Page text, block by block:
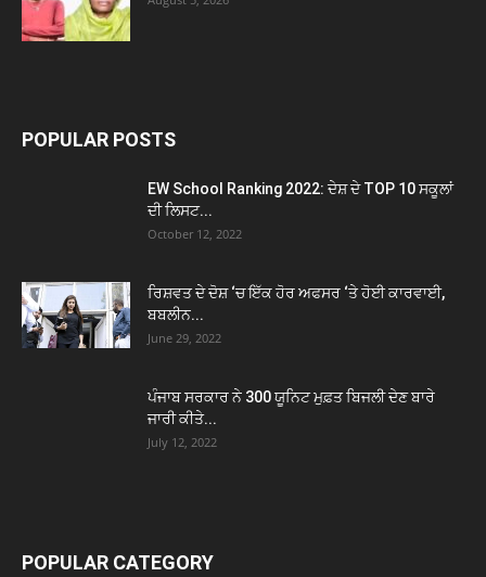
POPULAR POSTS
EW School Ranking 2022: ਦੇਸ਼ ਦੇ TOP 10 ਸਕੂਲਾਂ
ਦੀ ਲਿਸਟ...
October 12, 2022
ਰਿਸ਼ਵਤ ਦੇ ਦੋਸ਼ ‘ਚ ਇੱਕ ਹੋਰ ਅਫਸਰ ‘ਤੇ ਹੋਈ ਕਾਰਵਾਈ,
ਬਬਲੀਨ...
June 29, 2022
ਪੰਜਾਬ ਸਰਕਾਰ ਨੇ 300 ਯੂਨਿਟ ਮੁਫ਼ਤ ਬਿਜਲੀ ਦੇਣ ਬਾਰੇ
ਜਾਰੀ ਕੀਤੇ...
July 12, 2022
POPULAR CATEGORY